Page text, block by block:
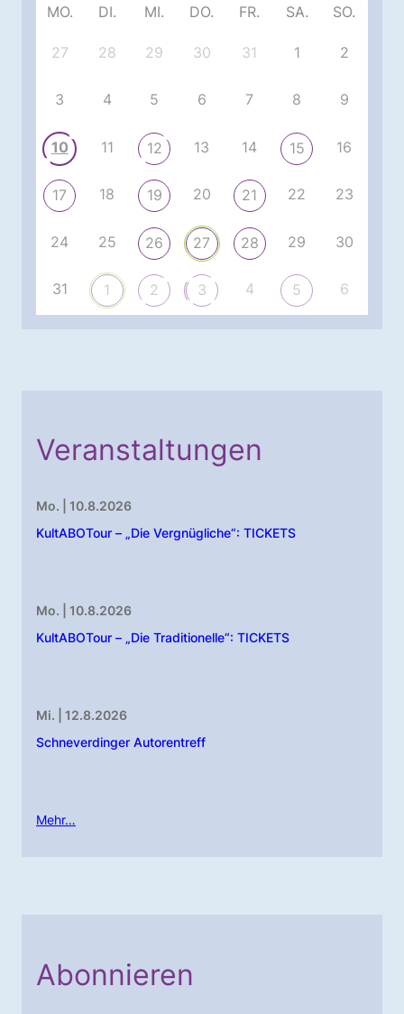
MO. DI. MI. DO. FR. SA. SO.
27 28 29 30 31 1 2
3 4 5 6 7 8 9
10 11 12 13 14 15 16
17 18 19 20 21 22 23
24 25 26 27 28 29 30
31 1 2 3 4 5 6
Veranstaltungen
Mo. | 10.8.2026
KultABOTour – „Die Vergnügliche“: TICKETS
Mo. | 10.8.2026
KultABOTour – „Die Traditionelle“: TICKETS
Mi. | 12.8.2026
Schneverdinger Autorentreff
Mehr…
Abonnieren